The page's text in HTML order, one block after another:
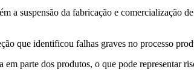
suspensão da fabricação e comercialização
que identificou falhas graves no processo
parte dos produtos, o que pode representar